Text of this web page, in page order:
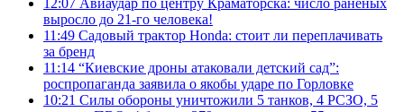
выросло до 21-го человека!
11:49 Садовый трактор Honda: стоит ли переплачивать
за бренд
11:14 “Киевские дроны атаковали детский сад”:
роспропаганда заявила о якобы ударе по Горловке
10:21 Силы обороны уничтожили 5 танков, 4 РСЗО, 5